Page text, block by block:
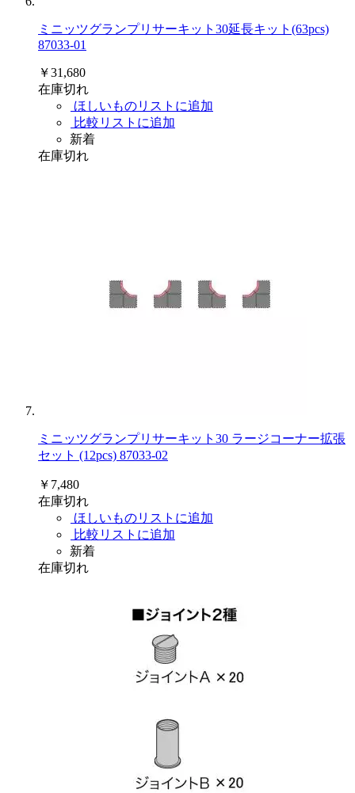
ミニッツグランプリサーキット30延長キット(63pcs)
87033-01
￥31,680
在庫切れ
ほしいものリストに追加
比較リストに追加
新着
在庫切れ
ミニッツグランプリサーキット30 ラージコーナー拡張
セット (12pcs) 87033-02
￥7,480
在庫切れ
ほしいものリストに追加
比較リストに追加
新着
在庫切れ